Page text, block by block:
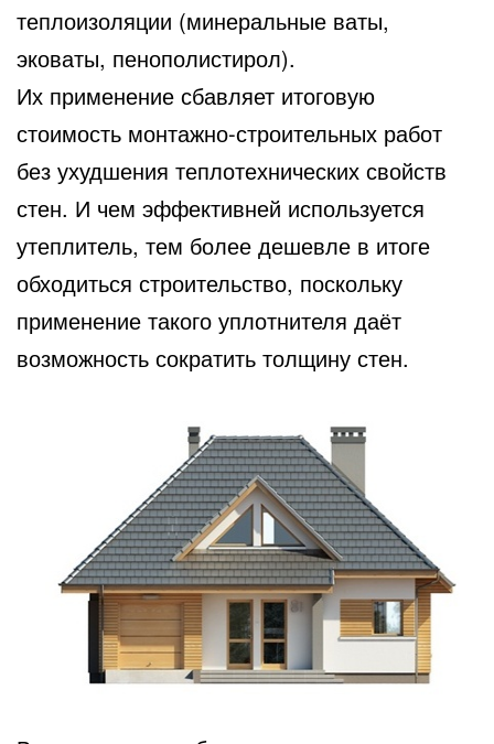
теплоизоляции (минеральные ваты,
эковаты, пенополистирол).
Их применение сбавляет итоговую
стоимость монтажно-строительных работ
без ухудшения теплотехнических свойств
стен. И чем эффективней используется
утеплитель, тем более дешевле в итоге
обходиться строительство, поскольку
применение такого уплотнителя даёт
возможность сократить толщину стен.